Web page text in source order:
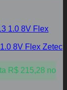
8V Flex Zetec
R$215,28 no